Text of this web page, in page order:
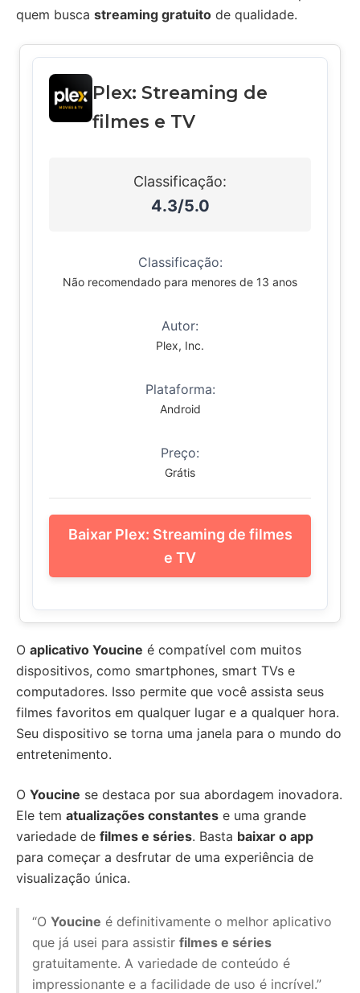
quem busca streaming gratuito de qualidade.
Plex: Streaming de
filmes e TV
Classificação:
4.3/5.0
Classificação:
Não recomendado para menores de 13 anos
Autor:
Plex, Inc.
Plataforma:
Android
Preço:
Grátis
Baixar Plex: Streaming de filmes
e TV
O aplicativo Youcine é compatível com muitos
dispositivos, como smartphones, smart TVs e
computadores. Isso permite que você assista seus
filmes favoritos em qualquer lugar e a qualquer hora.
Seu dispositivo se torna uma janela para o mundo do
entretenimento.
O Youcine se destaca por sua abordagem inovadora.
Ele tem atualizações constantes e uma grande
variedade de filmes e séries. Basta baixar o app
para começar a desfrutar de uma experiência de
visualização única.
“O Youcine é definitivamente o melhor aplicativo
que já usei para assistir filmes e séries
gratuitamente. A variedade de conteúdo é
impressionante e a facilidade de uso é incrível.”